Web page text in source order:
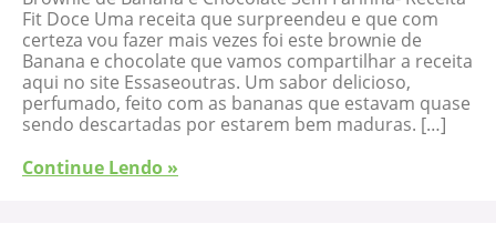
Fit Doce Uma receita que surpreendeu e que com
certeza vou fazer mais vezes foi este brownie de
Banana e chocolate que vamos compartilhar a receita
aqui no site Essaseoutras. Um sabor delicioso,
perfumado, feito com as bananas que estavam quase
sendo descartadas por estarem bem maduras. […]
Continue Lendo »